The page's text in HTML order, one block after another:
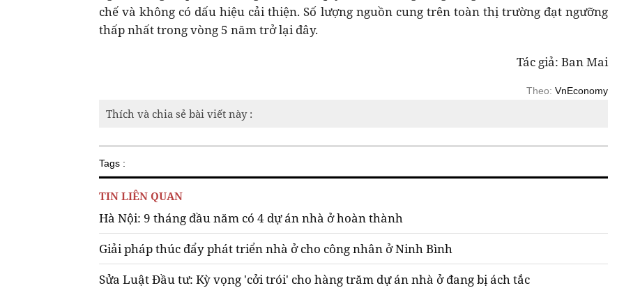
chế và không có dấu hiệu cải thiện. Số lượng nguồn cung trên toàn thị trường đạt ngưỡng
thấp nhất trong vòng 5 năm trở lại đây.
Tác giả: Ban Mai
Theo: VnEconomy
Thích và chia sẻ bài viết này :
Tags :
TIN LIÊN QUAN
Hà Nội: 9 tháng đầu năm có 4 dự án nhà ở hoàn thành
Giải pháp thúc đẩy phát triển nhà ở cho công nhân ở Ninh Bình
Sửa Luật Đầu tư: Kỳ vọng 'cởi trói' cho hàng trăm dự án nhà ở đang bị ách tắc